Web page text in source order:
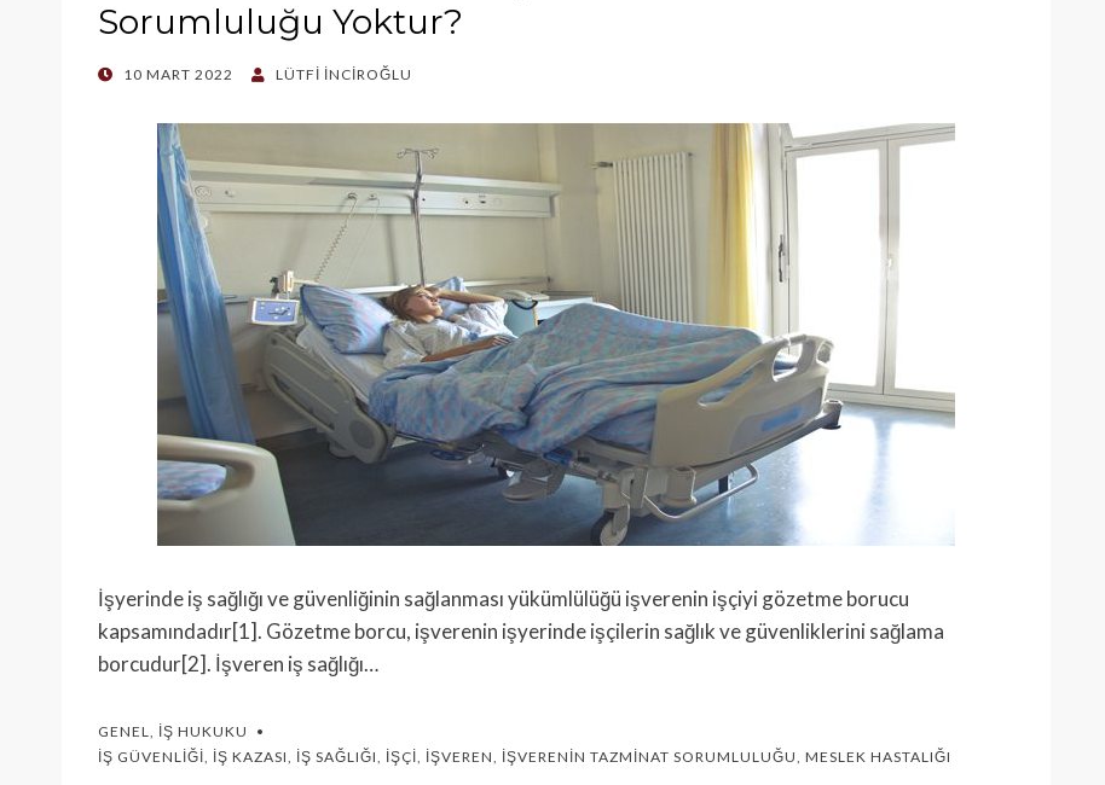
Sorumluluğu Yoktur?
POSTED
10 MART 2022 LÜTFI İNCIROĞLU
İşyerinde iş sağlığı ve güvenliğinin sağlanması yükümlülüğü işverenin işçiyi gözetme borucu
kapsamındadır[1]. Gözetme borcu, işverenin işyerinde işçilerin sağlık ve güvenliklerini sağlama
borcudur[2]. İşveren iş sağlığı…
GENEL, İŞ HUKUKU
İŞ GÜVENLIĞI, İŞ KAZASI, İŞ SAĞLIĞI, İŞÇI, İŞVEREN, İŞVERENIN TAZMINAT SORUMLULUĞU, MESLEK HASTALIĞI